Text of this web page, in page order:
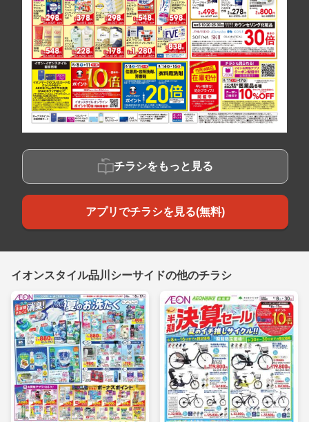
チラシをもっと見る
アプリでチラシを見る(無料)
イオンスタイル品川シーサイドの他のチラシ